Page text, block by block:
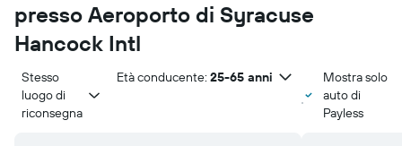
presso Aeroporto di Syracuse
Hancock Intl
Stesso
luogo di
riconsegna
Età conducente: 25-65 anni
Mostra solo
auto di
Payless